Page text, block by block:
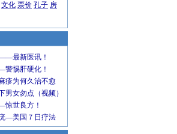
文化 票价 孔子 房